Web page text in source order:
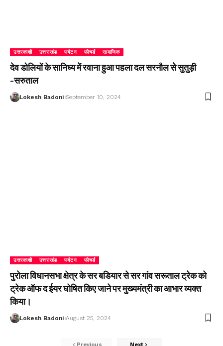
उत्तरकाशी उत्तराखंड पर्यटन फीचर्ड सामाजिक
देव डोलियों के सानिध्य में रवाना हुआ पहला दल सरनौल से सुतुड़ी
-सरुताल
Lokesh Badoni September 10, 2024
उत्तरकाशी उत्तराखंड पर्यटन फीचर्ड
पुरोला विधानसभा क्षेत्र के सर बडियार से सर गांव सरूताल ट्रेक को
ट्रेक ऑफ द ईयर घोषित किए जाने पर मुख्यमंत्री का आभार व्यक्त
किया।
Lokesh Badoni August 25, 2024